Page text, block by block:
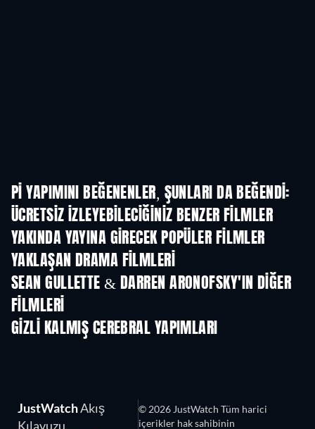
PI YAPIMINI BEĞENENLER, ŞUNLARI DA BEĞENDI:
ÜCRETSIZ IZLEYEBILECIĞINIZ BENZER FILMLER
YAKINDA YAYINA GIRECEK POPÜLER FILMLER
YAKLAŞAN DRAMA FILMLERI
SEAN GULLETTE & DARREN ARONOFSKY'IN DIĞER
FILMLERI
GIZLI KALMIŞ CEREBRAL YAPIMLARI
JustWatchAkış
Kılavuzu
© 2026 JustWatch Tüm harici
içerikler hak sahibinin